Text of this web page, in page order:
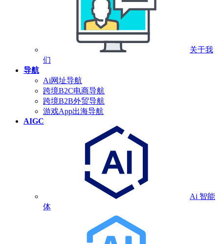
关于我
们
导航
Ai网址导航
跨境B2C电商导航
跨境B2B外贸导航
游戏App出海导航
AIGC
Ai 智能
体